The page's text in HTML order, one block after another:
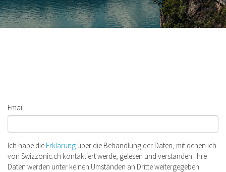
Email
Ich habe die Erklärung über die Behandlung der Daten, mit denen ich
von Swizzonic.ch kontaktiert werde, gelesen und verstanden. Ihre
Daten werden unter keinen Umständen an Dritte weitergegeben.